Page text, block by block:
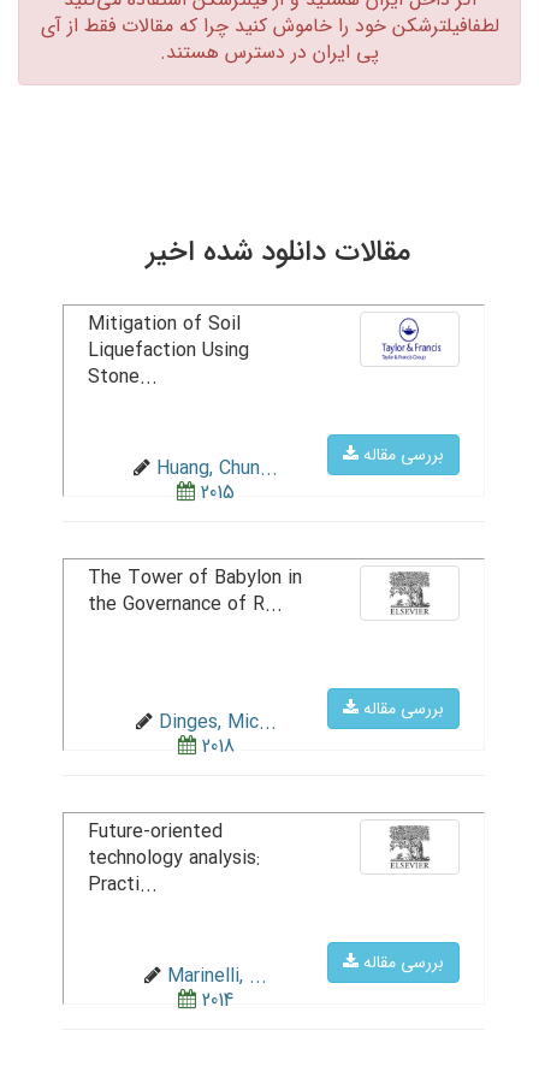
لطفافیلترشکن خود را خاموش کنید چرا که مقالات فقط از آی
پی ایران در دسترس هستند.‏
مقالات دانلود شده اخیر
بررسی مقاله
Mitigation of Soil
Liquefaction Using
Stone...
Huang, Chun...
2015
بررسی مقاله
The Tower of Babylon in
the Governance of R...
Dinges, Mic...
2018
بررسی مقاله
Future-oriented
technology analysis:
Practi...
Marinelli, ...
2014